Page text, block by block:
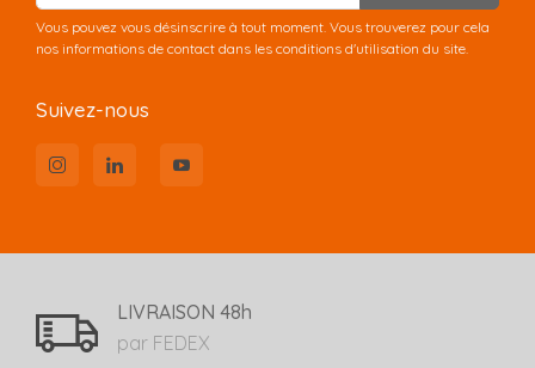
Vous pouvez vous désinscrire à tout moment. Vous trouverez pour cela
nos informations de contact dans les conditions d'utilisation du site.
Suivez-nous
LIVRAISON 48h
par FEDEX